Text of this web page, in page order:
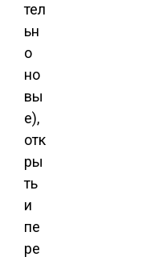
тел
ьн
о
но
вы
е),
отк
ры
ть
и
пе
ре